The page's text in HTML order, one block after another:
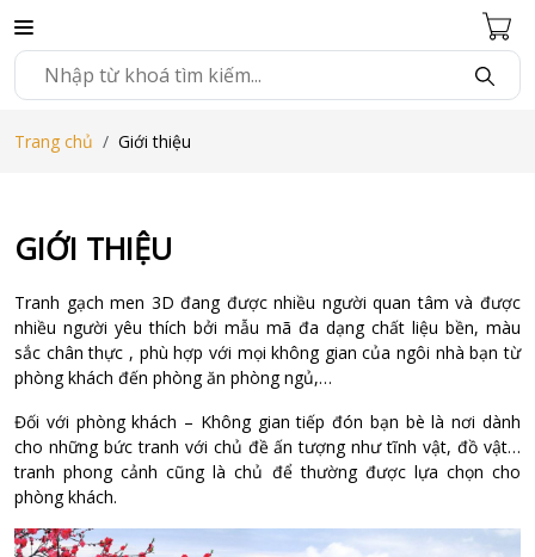
Trang chủ Giới thiệu
GIỚI THIỆU
Tranh gạch men 3D đang được nhiều người quan tâm và được
nhiều người yêu thích bởi mẫu mã đa dạng chất liệu bền, màu
sắc chân thực , phù hợp với mọi không gian của ngôi nhà bạn từ
phòng khách đến phòng ăn phòng ngủ,…
Đối với phòng khách – Không gian tiếp đón bạn bè là nơi dành
cho những bức tranh với chủ đề ấn tượng như tĩnh vật, đồ vật…
tranh phong cảnh cũng là chủ để thường được lựa chọn cho
phòng khách.